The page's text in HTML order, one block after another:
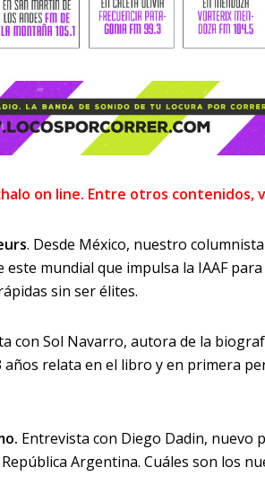
on line. Entre otros contenidos,
. Desde México, nuestro
este mundial que impulsa la IAAF
sin ser élites.
con Sol Navarro, autora de la
años relata en el libro y en primera
Entrevista con Diego Dadin, nuevo
Argentina. Cuáles son los